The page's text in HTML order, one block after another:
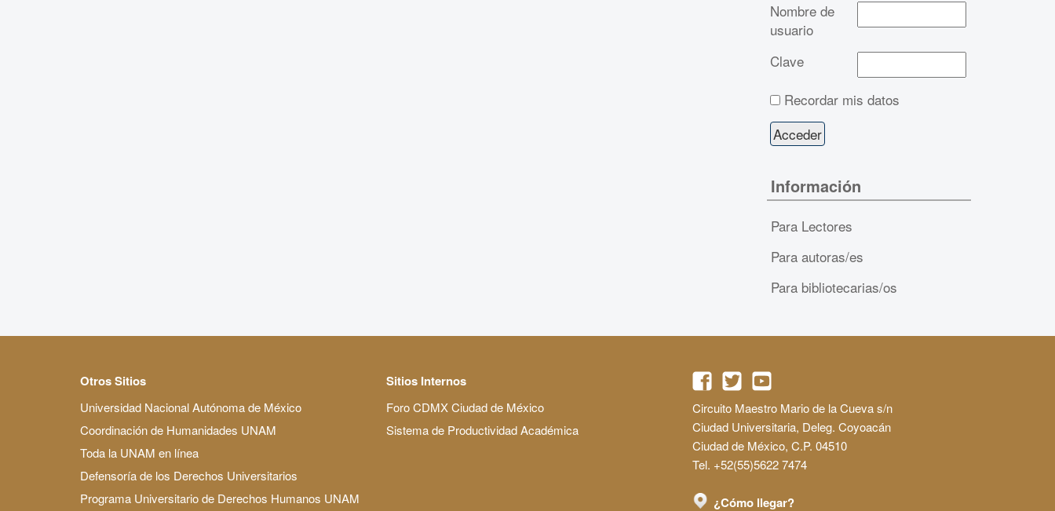
Nombre de
usuario
Clave
Recordar mis datos
Información
Para Lectores
Para autoras/es
Para bibliotecarias/os
Otros Sitios
Universidad Nacional Autónoma de México
Coordinación de Humanidades UNAM
Toda la UNAM en línea
Defensoría de los Derechos Universitarios
Programa Universitario de Derechos Humanos UNAM
Sitios Internos
Foro CDMX Ciudad de México
Sistema de Productividad Académica
Circuito Maestro Mario de la Cueva s/n
Ciudad Universitaria, Deleg. Coyoacán
Ciudad de México, C.P. 04510
Tel. +52(55)5622 7474
¿Cómo llegar?